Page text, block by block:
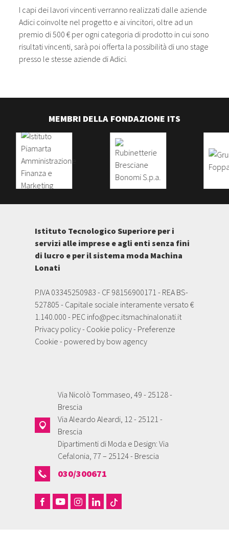
I capi dei lavori vincenti verranno realizzati dalle aziende
Adici coinvolte nel progetto e ai vincitori, oltre ad un
premio di 500 € per ogni categoria di prodotto in cui sono
risultati vincenti, sarà poi offerta la possibilità di uno stage
presso le stesse aziende di Adici.
MEMBRI DELLA FONDAZIONE ITS
Istituto Tecnologico Superiore per i
servizi alle imprese e agli enti senza fini
di lucro e per il sistema moda Machina
Lonati
P.IVA 03345250983 - CF 98156900171 - REA BS-
527805 - Capitale sociale interamente versato €
1.140.000 - PEC info@pec.itsmachinalonati.it
Privacy policy- Cookie policy- Preferenze
Cookie - powered by bow agency
Via Nicolò Tommaseo, 49 - 25128 -
Brescia
Via Aleardo Aleardi, 12 - 25121 -
Brescia
Dipartimenti di Moda e Design: Via
Cefalonia, 77 – 25124 - Brescia
030/300671